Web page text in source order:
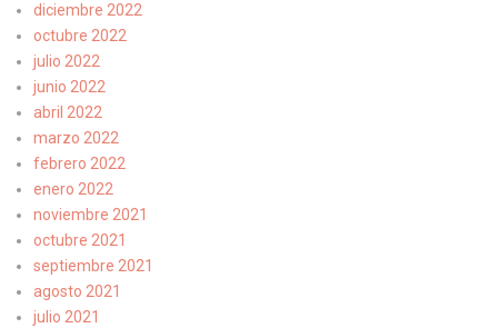
diciembre 2022
octubre 2022
julio 2022
junio 2022
abril 2022
marzo 2022
febrero 2022
enero 2022
noviembre 2021
octubre 2021
septiembre 2021
agosto 2021
julio 2021